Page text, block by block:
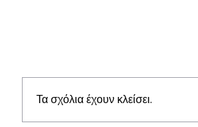
Τα σχόλια έχουν κλείσει.